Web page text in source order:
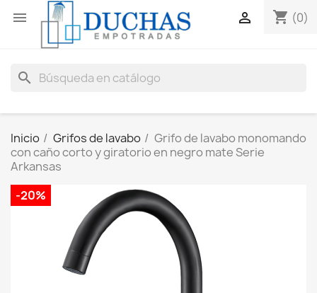
 shopping_cart (0)

search
Inicio Grifos de lavabo
Grifo de lavabo monomando
con caño corto y giratorio en negro mate Serie
Arkansas
-20%